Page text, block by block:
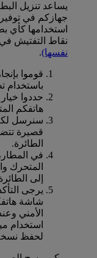
يساعد تنزيل
جهازكم في
استخدامها كأي
نقاط التفتيش في
نفسها).
قوموا
باستخدام
حددوا
هاتفكم
سنرسل لكم
قصيرة
الطائرة.
في
المتحرك
إلى
يرجى
شاشة
الأمني
استخدام
لحفظ نسخة